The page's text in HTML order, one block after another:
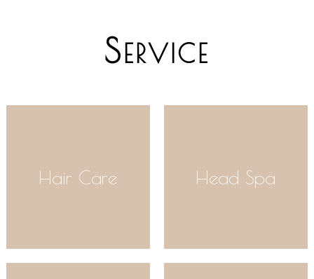
S ERVICE
Hair Care Head Spa